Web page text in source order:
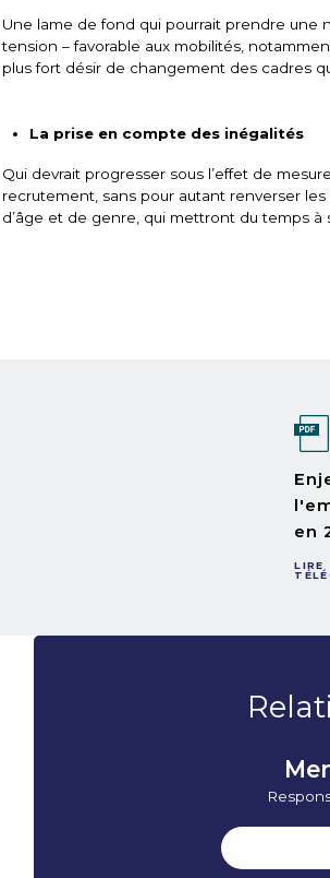
Une lame de fond qui pourrait prendre
tension – favorable aux mobilités,
plus fort désir de changement des cadres
La prise en compte des inégalités
Qui devrait progresser sous l’effet de
recrutement, sans pour autant renverser
d’âge et de genre, qui mettront du temps à
en
LIRE